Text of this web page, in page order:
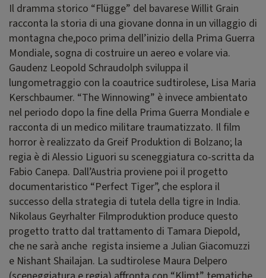
Il dramma storico “Flügge” del bavarese Willit Grain
racconta la storia di una giovane donna in un villaggio di
montagna che,poco prima dell’inizio della Prima Guerra
Mondiale, sogna di costruire un aereo e volare via.
Gaudenz Leopold Schraudolph sviluppa il
lungometraggio con la coautrice sudtirolese, Lisa Maria
Kerschbaumer. “The Winnowing” è invece ambientato
nel periodo dopo la fine della Prima Guerra Mondiale e
racconta di un medico militare traumatizzato. Il film
horror è realizzato da Greif Produktion di Bolzano; la
regia è di Alessio Liguori su sceneggiatura co-scritta da
Fabio Canepa. Dall’Austria proviene poi il progetto
documentaristico “Perfect Tiger”, che esplora il
successo della strategia di tutela della tigre in India.
Nikolaus Geyrhalter Filmproduktion produce questo
progetto tratto dal trattamento di Tamara Diepold,
che ne sarà anche regista insieme a Julian Giacomuzzi
e Nishant Shailajan. La sudtirolese Maura Delpero